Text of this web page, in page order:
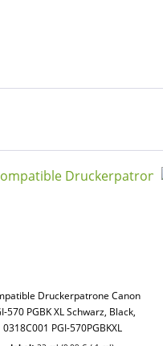
Druckerpatrone Canon
570 PGBK XL Schwarz, Black,
0318C001 PGI-570PGBKXL